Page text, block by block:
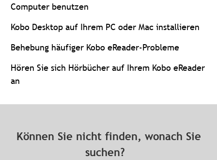
Computer benutzen
Kobo Desktop auf Ihrem PC oder Mac installieren
Behebung häufiger Kobo eReader-Probleme
Hören Sie sich Hörbücher auf Ihrem Kobo eReader
an
Können Sie nicht finden, wonach Sie
suchen?